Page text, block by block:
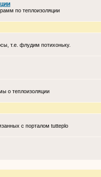
по теплоизоляции
т.е. флудим потихоньку.
о теплоизоляции
с порталом tutteplo